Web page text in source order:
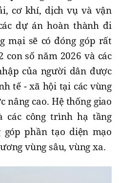
cơ khí, dịch vụ và vận
dự án hoàn thành đi
mại sẽ có đóng góp rất
số năm 2026 và các
của người dân được
tế - xã hội tại các vùng
nâng cao. Hệ thống giao
các công trình hạ tầng
phần tạo diện mạo
vùng sâu, vùng xa.